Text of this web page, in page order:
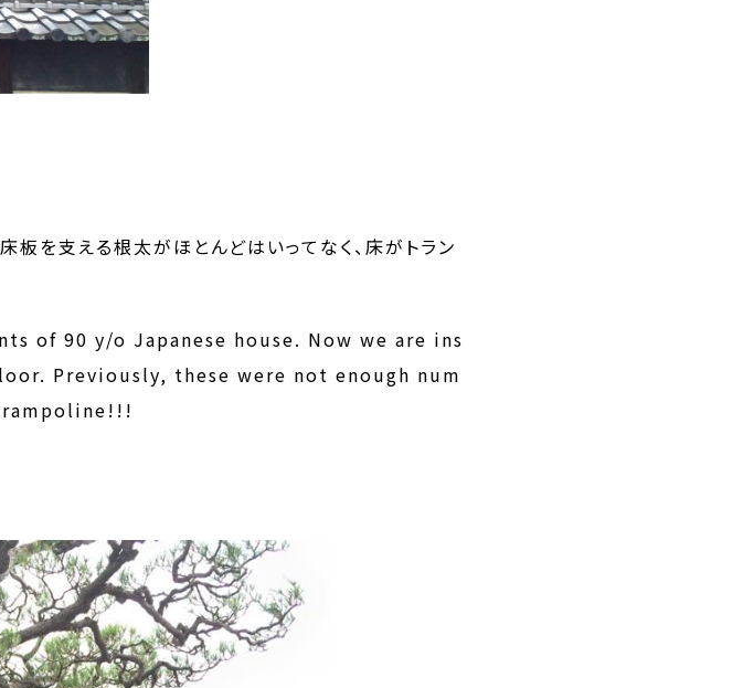
を支える根太がほとんどはいってなく、床がトラン
of 90 y/o Japanese house. Now we are ins
Previously, these were not enough num